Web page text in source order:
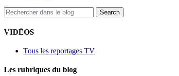
VIDÉOS
Tous les reportages TV
Les rubriques du blog